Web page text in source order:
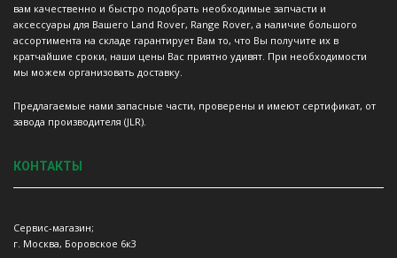
вам качественно и быстро подобрать необходимые запчасти и
аксессуары для Вашего Land Rover, Range Rover, а наличие большого
ассортимента на складе гарантирует Вам то, что Вы получите их в
кратчайшие сроки, наши цены Вас приятно удивят. При необходимости
мы можем организовать доставку.
Предлагаемые нами запасные части, проверены и имеют сертификат, от
завода производителя (JLR).
КОНТАКТЫ
Сервис-магазин;
г. Москва, Боровское 6к3